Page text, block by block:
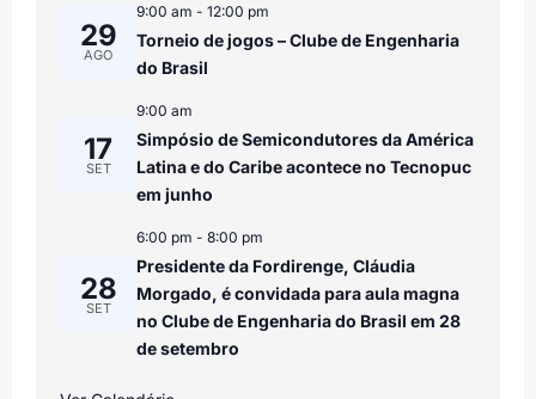
AGO
29
9:00 am - 12:00 pm
Torneio de jogos – Clube de Engenharia
do Brasil
SET
17
9:00 am
Simpósio de Semicondutores da América
Latina e do Caribe acontece no Tecnopuc
em junho
SET
28
6:00 pm - 8:00 pm
Presidente da Fordirenge, Cláudia
Morgado, é convidada para aula magna
no Clube de Engenharia do Brasil em 28
de setembro